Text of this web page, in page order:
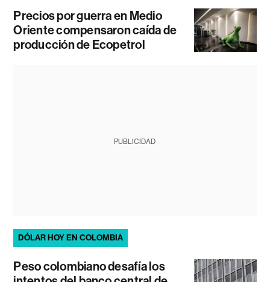
Precios por guerra en Medio
Oriente compensaron caída de
producción de Ecopetrol
PUBLICIDAD
DÓLAR HOY EN COLOMBIA
Peso colombiano desafía los